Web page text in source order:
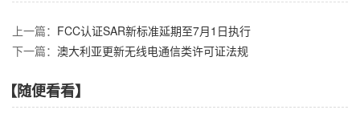
上一篇： FCC认证SAR新标准延期至7月1日执行
下一篇： 澳大利亚更新无线电通信类许可证法规
【随便看看】